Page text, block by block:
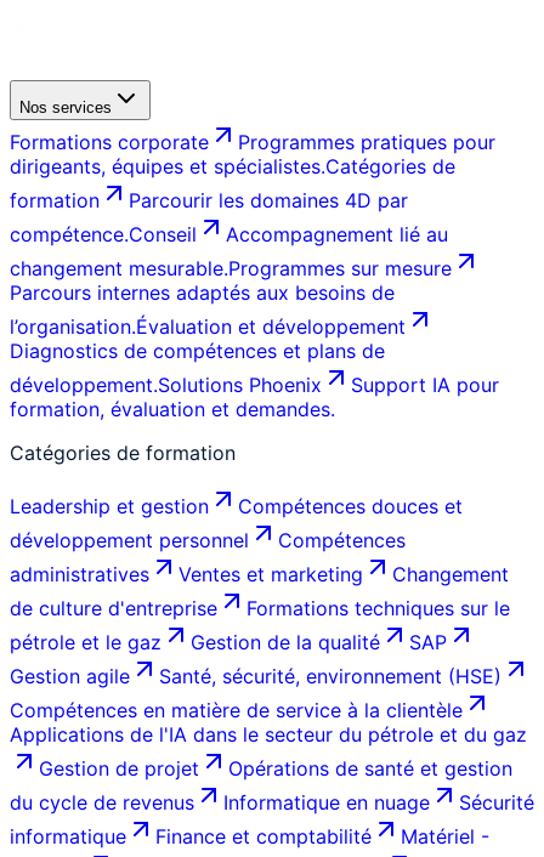
Nos services
Formations corporate
Programmes pratiques pour
dirigeants, équipes et spécialistes.Catégories de
formation
Parcourir les domaines 4D par
compétence.Conseil
Accompagnement lié au
changement mesurable.Programmes sur mesure
Parcours internes adaptés aux besoins de
l’organisation.Évaluation et développement
Diagnostics de compétences et plans de
développement.Solutions Phoenix
Support IA pour
formation, évaluation et demandes.
Catégories de formation
Leadership et gestion
Compétences douces et
développement personnel
Compétences
administratives
Ventes et marketing
Changement
de culture d'entreprise
Formations techniques sur le
pétrole et le gaz
Gestion de la qualité
SAP
Gestion agile
Santé, sécurité, environnement (HSE)
Compétences en matière de service à la clientèle
Applications de l'IA dans le secteur du pétrole et du gaz
Gestion de projet
Opérations de santé et gestion
du cycle de revenus
Informatique en nuage
Sécurité
informatique
Finance et comptabilité
Matériel -